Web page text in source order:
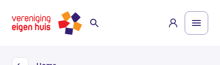
naar
hoofdinhoud
Homepage